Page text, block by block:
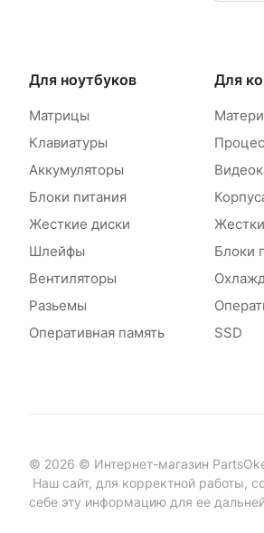
Для ноутбуков
Матрицы
Клавиатуры
Аккумуляторы
Блоки питания
Жесткие диски
Шлейфы
Вентиляторы
Разьемы
Оперативная память
Для
Блоки
SSD
© 2026 © Интернет-магазин
Наш сайт, для корректной работы,
себе эту информацию для ее